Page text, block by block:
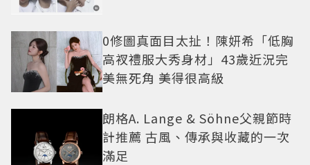
0修圖真面目太扯！陳妍希「低胸
高衩禮服大秀身材」43歲近況完
美無死角 美得很高級
朗格A. Lange & Söhne父親節時
計推薦 古風、傳承與收藏的一次
滿足